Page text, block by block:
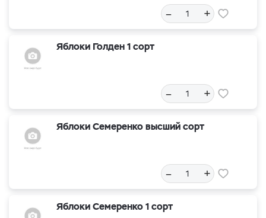
– +
Яблоки Голден 1 сорт
– +
Яблоки Семеренко высший сорт
– +
Яблоки Семеренко 1 сорт